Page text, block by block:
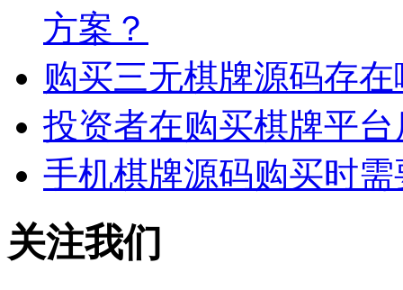
方案？
购买三无棋牌源码存
投资者在购买棋牌平
手机棋牌源码购买时
关注我们